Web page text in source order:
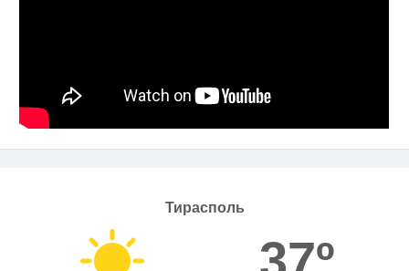
Тирасполь